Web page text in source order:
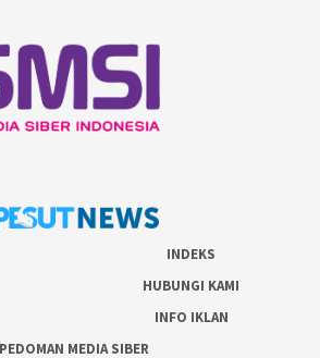
INDEKS
HUBUNGI KAMI
INFO IKLAN
PEDOMAN MEDIA SIBER